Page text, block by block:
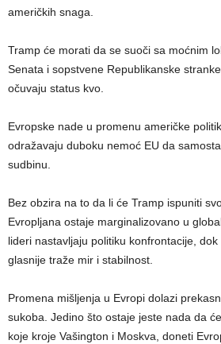
američkih snaga.
Tramp će morati da se suoči sa moćnim
Senata i sopstvene Republikanske
očuvaju status kvo.
Evropske nade u promenu američke
odražavaju duboku nemoć EU da
sudbinu.
Bez obzira na to da li će Tramp ispuniti
Evropljana ostaje marginalizovano u
lideri nastavljaju politiku konfrontacije,
glasnije traže mir i stabilnost.
Promena mišljenja u Evropi dolazi
sukoba. Jedino što ostaje jeste nada da
koje kroje Vašington i Moskva, doneti